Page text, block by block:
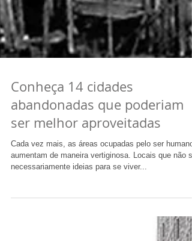
Conheça 14 cidades
abandonadas que poderiam
ser melhor aproveitadas
Cada vez mais, as áreas ocupadas pelo ser humano